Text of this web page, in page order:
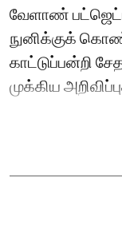
வேளாண்
நுனிக்குக்
காட்டுப்பன்றி
முக்கிய